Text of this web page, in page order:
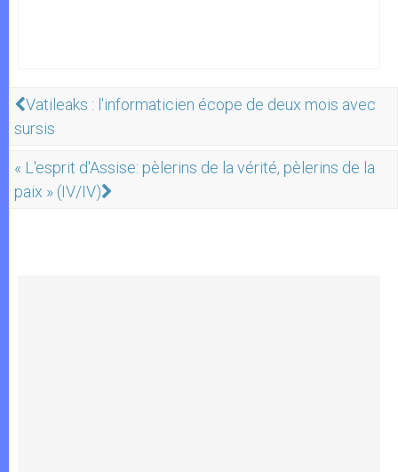
Vatileaks : l'informaticien écope de deux mois avec
sursis
« L'esprit d'Assise: pèlerins de la vérité, pèlerins de la
paix » (IV/IV)